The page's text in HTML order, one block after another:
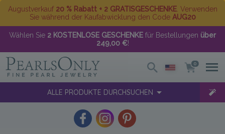
Augustverkauf 20 % Rabatt + 2 GRATISGESCHENKE. Verwenden
Sie während der Kaufabwicklung den Code AUG20
Wählen Sie 2 KOSTENLOSE GESCHENKE für Bestellungen über
249,00 €!
0
ALLE PRODUKTE DURCHSUCHEN